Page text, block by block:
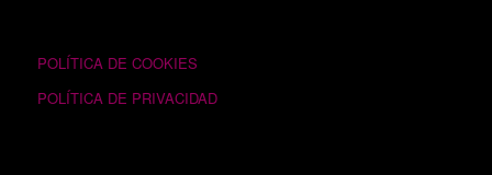
POLÍTICA DE COOKIES
POLÍTICA DE PRIVACIDAD